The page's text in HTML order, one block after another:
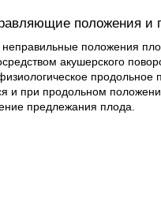
положения и
положения
акушерского
и при продольном
предлежания плода.